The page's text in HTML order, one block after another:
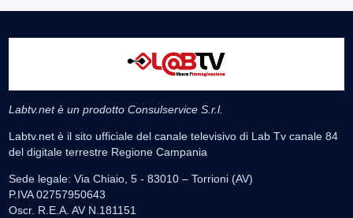
Labtv.net è un prodotto Consulservice S.r.l.
Labtv.net è il sito ufficiale del canale televisivo di Lab Tv canale 84
del digitale terrestre Regione Campania
Sede legale: Via Chiaio, 5 - 83010 – Torrioni (AV)
P.IVA 02757950643
Oscr. R.E.A. AV N.181151